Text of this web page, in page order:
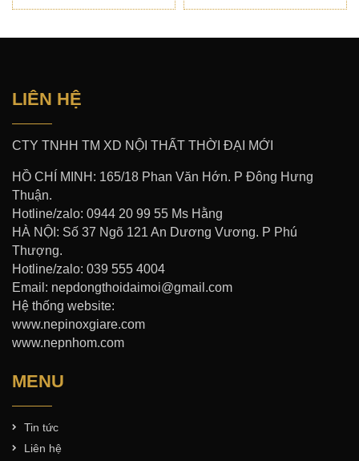
LIÊN HỆ
CTY TNHH TM XD NỘI THẤT THỜI ĐẠI MỚI
HỒ CHÍ MINH: 165/18 Phan Văn Hớn. P Đông Hưng
Thuận.
Hotline/zalo: 0944 20 99 55 Ms Hằng
HÀ NỘI: Số 37 Ngõ 121 An Dương Vương. P Phú
Thượng.
Hotline/zalo: 039 555 4004
Email: nepdongthoidaimoi@gmail.com
Hệ thống website:
www.nepinoxgiare.com
www.nepnhom.com
MENU
Tin tức
Liên hệ